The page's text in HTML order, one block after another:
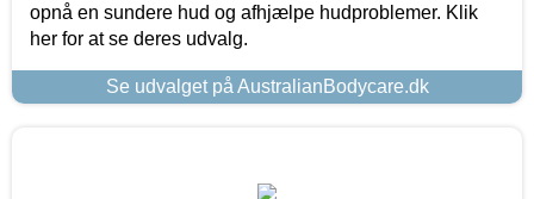
opnå en sundere hud og afhjælpe hudproblemer. Klik
her for at se deres udvalg.
Se udvalget på AustralianBodycare.dk